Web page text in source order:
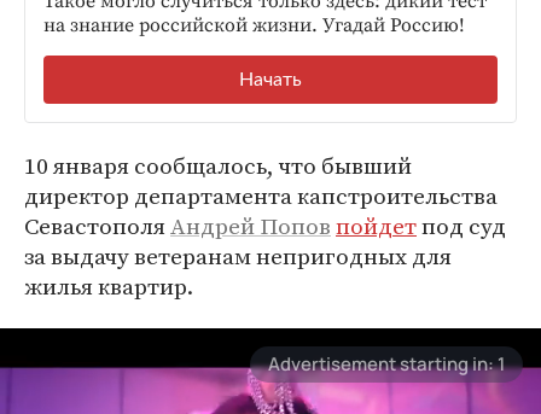
10 января сообщалось, что бывший
директор департамента капстроительства
СевастополяАндрей Поповпойдетпод суд
за выдачу ветеранам непригодных для
жилья квартир.